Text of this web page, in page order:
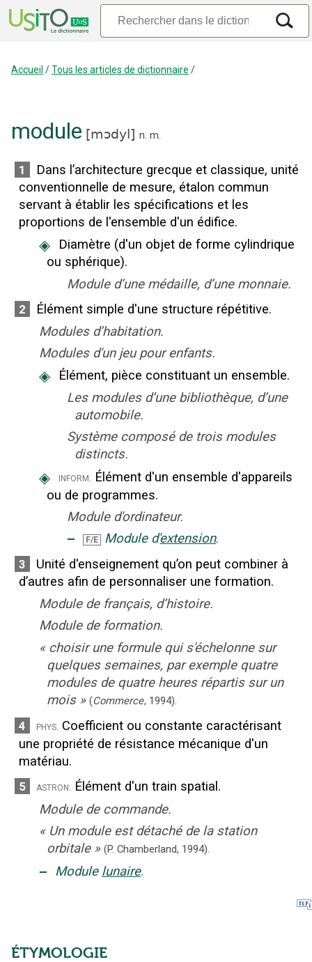
Accueil /Tous les articles de dictionnaire /
module [mɔdyl ] n. m.
1
Dans l’architecture grecque et classique, unité
conventionnelle de mesure, étalon commun
servant à établir les spécifications et les
proportions de l'ensemble d'un édifice.
◈
Diamètre (d'un objet de forme cylindrique
ou sphérique).
Module d’une médaille, d’une monnaie.
2
Élément simple d'une structure répétitive.
Modules d’habitation.
Modules d'un jeu pour enfants.
◈
Élément, pièce constituant un ensemble.
Les modules d’une bibliothèque, d’une
automobile.
Système composé de trois modules
distincts.
◈ inform. Élément d'un ensemble d'appareils
ou de programmes.
Module d'ordinateur.
‒ F/E Module d'extension.
3
Unité d'enseignement qu’on peut combiner à
d’autres afin de personnaliser une formation.
Module de français, d’histoire.
Module de formation.
« choisir une formule qui s'échelonne sur
quelques semaines, par exemple quatre
modules de quatre heures répartis sur un
mois » (Commerce, 1994).
4 phys. Coefficient ou constante caractérisant
une propriété de résistance mécanique d'un
matériau.
5 astron. Élément d'un train spatial.
Module de commande.
« Un module est détaché de la station
orbitale » (P. Chamberland, 1994).
‒ Module lunaire.
ÉTYMOLOGIE